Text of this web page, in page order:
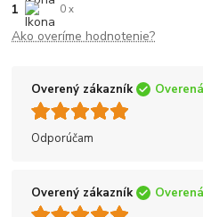
1 0 x
Ako overíme hodnotenie?
Overený zákazník
Odporúčam
Overený zákazník